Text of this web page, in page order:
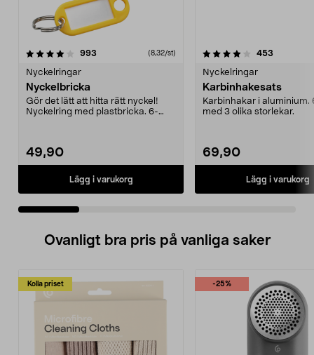
993 (8,32/st)
Nyckelringar
Nyckelbricka
Gör det lätt att hitta rätt nyckel!
Nyckelring med plastbricka. 6-
49,90
Lägg i varukorg
4.0 av 5 stjärnor 453
Nyckelringar
Karbinhakesats
Karbinhakar i aluminium.
med 3 olika storlekar.
69,90
Lägg i varukorg
4.5 av 5 stjärnor
Ovanligt bra pris på vanliga saker
Kolla priset -25%